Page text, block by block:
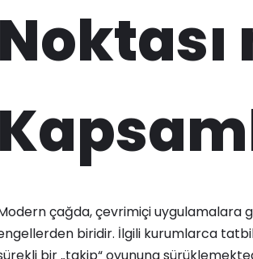
Noktası
çağda, çevrimiçi uygulamalara
biridir. İlgili kurumlarca